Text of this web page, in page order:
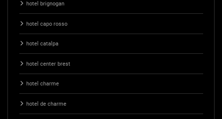
hotel brignogan
hotel capo rosso
hotel catalpa
hotel center brest
hotel charme
hotel de charme